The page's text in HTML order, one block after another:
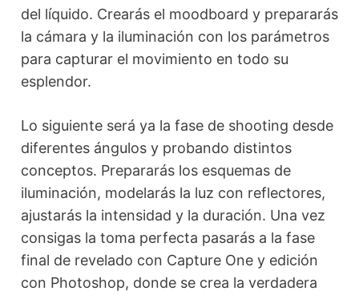
del líquido. Crearás el moodboard y prepararás
la cámara y la iluminación con los parámetros
para capturar el movimiento en todo su
esplendor.
Lo siguiente será ya la fase de shooting desde
diferentes ángulos y probando distintos
conceptos. Prepararás los esquemas de
iluminación, modelarás la luz con reflectores,
ajustarás la intensidad y la duración. Una vez
consigas la toma perfecta pasarás a la fase
final de revelado con Capture One y edición
con Photoshop, donde se crea la verdadera